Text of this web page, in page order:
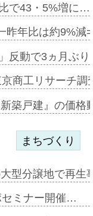
で43・5%増に…
昨年比は約9%
反動で3ヵ月ぶ
商工リサーチ
築戸建』の価
まちづくり
型分譲地で再
セミナー開催…